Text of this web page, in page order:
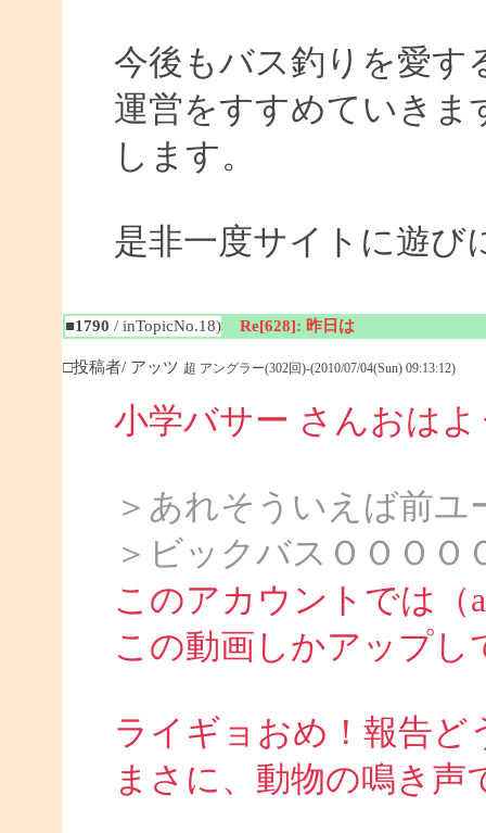
今後もバス釣りを愛す
運営をすすめていきま
します。
是非一度サイトに遊び
■1790 / inTopicNo.18) Re[628]: 昨日は
□投稿者/ アッツ 超 アングラー(302回)-(2010/07/04(Sun) 09:13:12)
小学バサー さんおは
＞あれそういえば前
＞ビックバスＯＯＯ
このアカウントでは（
この動画しかアップし
ライギョおめ！報告ど
まさに、動物の鳴き声